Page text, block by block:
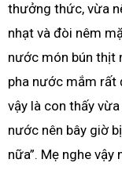
thưởng thức, vừa
nhạt và đòi nêm
nước món bún thịt
pha nước mắm rất
vậy là con thấy
nước nên bây giờ
nữa”. Mẹ nghe